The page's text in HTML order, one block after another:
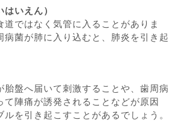
いえん）
ではなく気管に入ることがありま
病菌が肺に入り込むと、肺炎を引き起
胎盤へ届いて刺激することや、歯周病
て陣痛が誘発されることなどが原因
を引き起こすことがあるでしょう。